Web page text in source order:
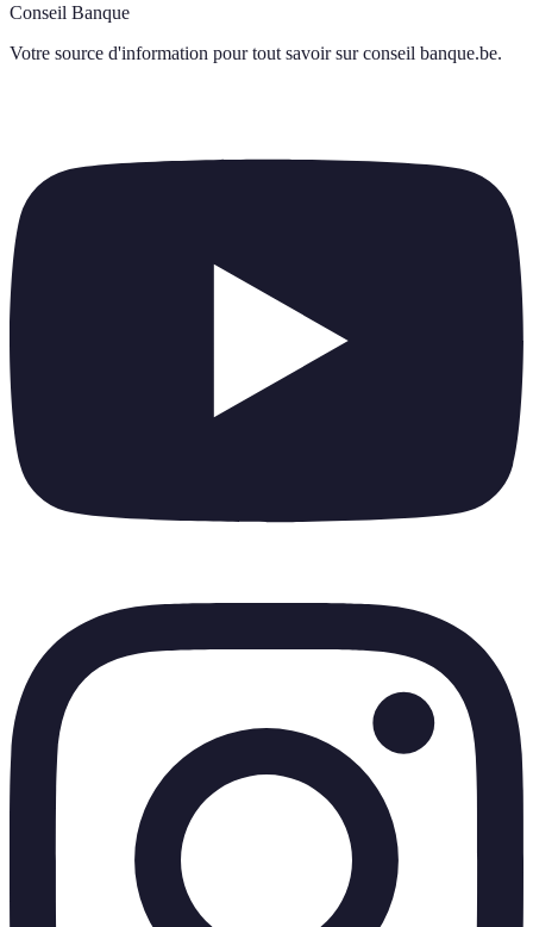
Conseil Banque
Votre source d'information pour tout savoir sur conseil banque.be.